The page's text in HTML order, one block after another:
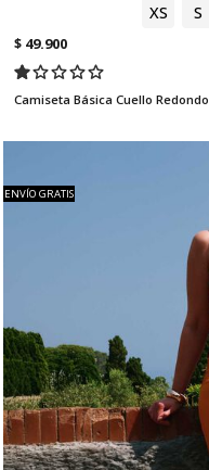
XS S
$ 49.900
Camiseta Básica Cuello Redondo
ENVÍO GRATIS